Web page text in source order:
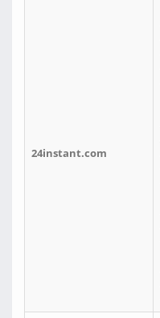
24instant.com